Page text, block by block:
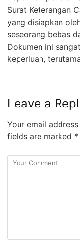
Surat Keterangan
yang disiapkan
seseorang bebas
Dokumen ini
keperluan,
Leave a
Your email
fields are marked *